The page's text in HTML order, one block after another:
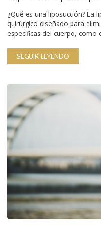
¿Qué es una liposucción? La
quirúrgico diseñado para
específicas del cuerpo, como
SEGUIR LEYENDO